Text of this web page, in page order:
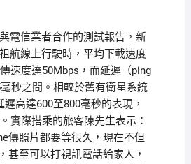
電信業者合作的測試報告，新
航線上行駛時，平均下載速度
速度達50Mbps，而延遲（ping
秒之間。相較於舊有衛星系統
高達600至800毫秒的表現，
實際搭乘的旅客陳先生表示：
傳照片都要等很久，現在不但
甚至可以打視訊電話給家人，